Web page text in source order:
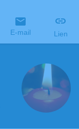
E-mail Lien